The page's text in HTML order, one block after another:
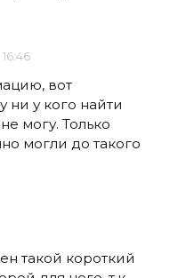
вот
ни у кого найти
могу. Только
могли до такого
такой короткий